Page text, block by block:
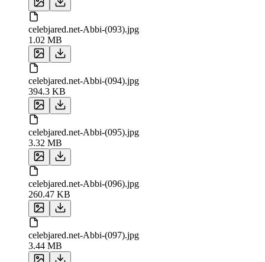
celebjared.net-Abbi-(093).jpg
1.02 MB
celebjared.net-Abbi-(094).jpg
394.3 KB
celebjared.net-Abbi-(095).jpg
3.32 MB
celebjared.net-Abbi-(096).jpg
260.47 KB
celebjared.net-Abbi-(097).jpg
3.44 MB